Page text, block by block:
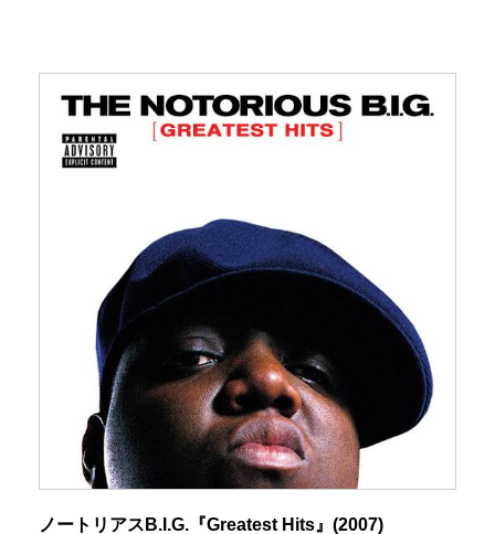
ノートリアスB.I.G.『Greatest Hits』(2007)